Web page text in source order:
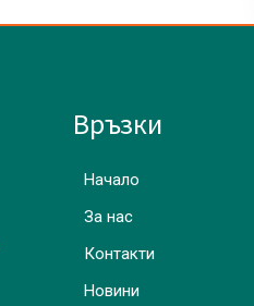
Връзки
Начало
За нас
Контакти
Новини